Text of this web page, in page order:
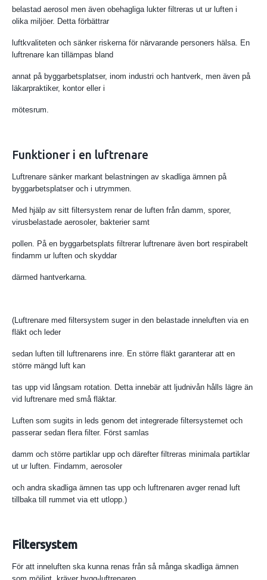
belastad aerosol men även obehagliga lukter filtreras ut ur luften i
olika miljöer. Detta förbättrar
luftkvaliteten och sänker riskerna för närvarande personers hälsa. En
luftrenare kan tillämpas bland
annat på byggarbetsplatser, inom industri och hantverk, men även på
läkarpraktiker, kontor eller i
mötesrum.
Funktioner i en luftrenare
Luftrenare sänker markant belastningen av skadliga ämnen på
byggarbetsplatser och i utrymmen.
Med hjälp av sitt filtersystem renar de luften från damm, sporer,
virusbelastade aerosoler, bakterier samt
pollen. På en byggarbetsplats filtrerar luftrenare även bort respirabelt
findamm ur luften och skyddar
därmed hantverkarna.
(Luftrenare med filtersystem suger in den belastade inneluften via en
fläkt och leder
sedan luften till luftrenarens inre. En större fläkt garanterar att en
större mängd luft kan
tas upp vid långsam rotation. Detta innebär att ljudnivån hålls lägre än
vid luftrenare med små fläktar.
Luften som sugits in leds genom det integrerade filtersystemet och
passerar sedan flera filter. Först samlas
damm och större partiklar upp och därefter filtreras minimala partiklar
ut ur luften. Findamm, aerosoler
och andra skadliga ämnen tas upp och luftrenaren avger renad luft
tillbaka till rummet via ett utlopp.)
Filtersystem
För att inneluften ska kunna renas från så många skadliga ämnen